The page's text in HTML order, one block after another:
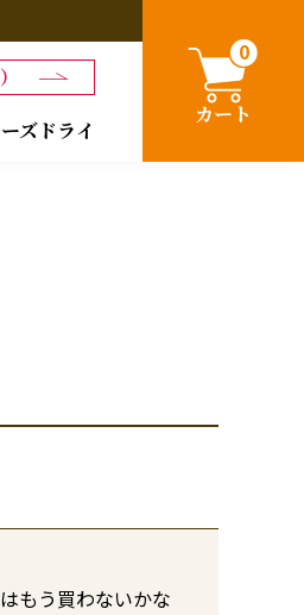
ズドライ
0
カート
もう買わないかな